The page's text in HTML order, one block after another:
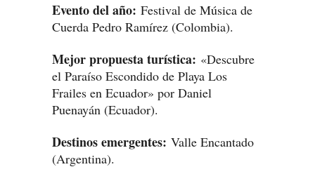
Evento del año: Festival de Música de
Cuerda Pedro Ramírez (Colombia).
Mejor propuesta turística: «Descubre
el Paraíso Escondido de Playa Los
Frailes en Ecuador» por Daniel
Puenayán (Ecuador).
Destinos emergentes: Valle Encantado
(Argentina).